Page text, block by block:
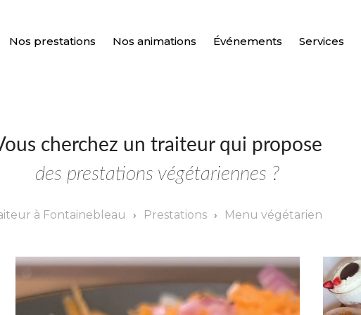
Nos prestations Nos animations Événements Services
cherchez un traiteur qui propose
des prestations végétariennes ?
à Fontainebleau › Prestations › Menu végétarien